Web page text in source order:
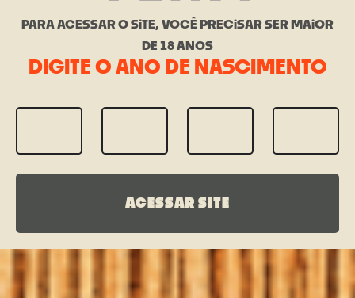
PARA ACESSAR O SiTE, VOCÊ PRECiSAR SER MAiOR
DE 18 ANOS
DIGITE O ANO DE NASCIMENTO
ACESSAR SITE